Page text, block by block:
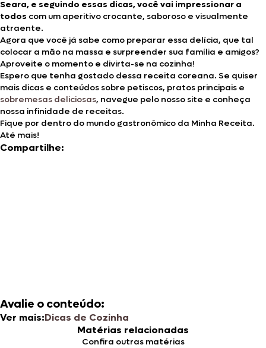
Seara, e seguindo essas dicas, você vai impressionar a
todos com um aperitivo crocante, saboroso e visualmente
atraente.
Agora que você já sabe como preparar essa delícia, que tal
colocar a mão na massa e surpreender sua família e amigos?
Aproveite o momento e divirta-se na cozinha!
Espero que tenha gostado dessa receita coreana. Se quiser
mais dicas e conteúdos sobre petiscos, pratos principais e
sobremesas deliciosas, navegue pelo nosso site e conheça
nossa infinidade de receitas.
Fique por dentro do mundo gastronômico da Minha Receita.
Até mais!
Compartilhe:
Avalie o conteúdo:
Ver mais:Dicas de Cozinha
Matérias relacionadas
Confira outras matérias